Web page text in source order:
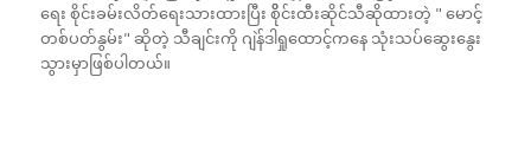
ရေး စိုင်းခမ်းလိတ်ရေးသားထားပြီး စိိုင်းထီးဆိုင်သီဆိုထားတဲ့ " မောင့်
တစ်ပတ်နွမ်း" ဆိုတဲ့ သီချင်းကို ဂျဲန်ဒါရှုထောင့်ကနေ သုံးသပ်ဆွေးနွေး
သွားမှာဖြစ်ပါတယ်။